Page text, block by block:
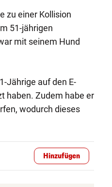
zu einer Kollision
51-jährigen
mit seinem Hund
Jährige auf den E-
haben. Zudem habe er
wodurch dieses
Hinzufügen